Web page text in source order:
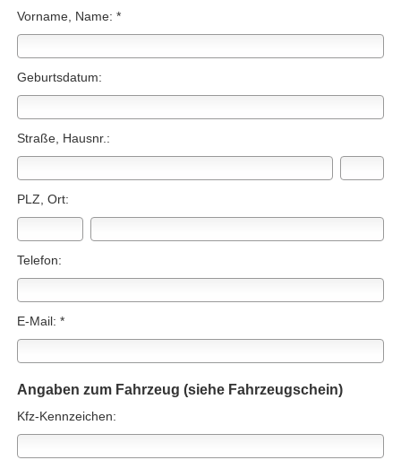
Vorname, Name: *
Geburts­datum:
Straße, Hausnr.:
PLZ, Ort:
Telefon:
E-Mail: *
Angaben zum Fahrzeug (siehe Fahrzeugschein)
Kfz-Kenn­zeichen: